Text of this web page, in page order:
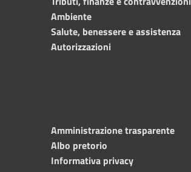
Ambiente
Salute, benessere e assistenza
Autorizzazioni
Amministrazione trasparente
Albo pretorio
Informativa privacy